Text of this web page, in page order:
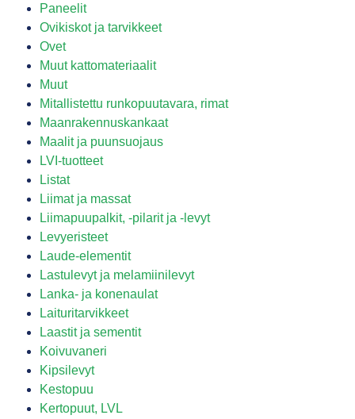
Paneelit
Ovikiskot ja tarvikkeet
Ovet
Muut kattomateriaalit
Muut
Mitallistettu runkopuutavara, rimat
Maanrakennuskankaat
Maalit ja puunsuojaus
LVI-tuotteet
Listat
Liimat ja massat
Liimapuupalkit, -pilarit ja -levyt
Levyeristeet
Laude-elementit
Lastulevyt ja melamiinilevyt
Lanka- ja konenaulat
Laituritarvikkeet
Laastit ja sementit
Koivuvaneri
Kipsilevyt
Kestopuu
Kertopuut, LVL